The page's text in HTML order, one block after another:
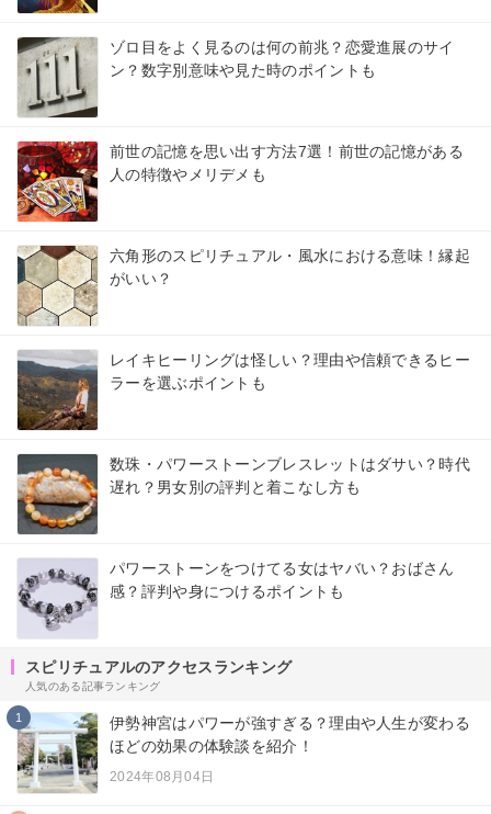
ゾロ目をよく見るのは何の前兆？恋愛進展のサイ
ン？数字別意味や見た時のポイントも
前世の記憶を思い出す方法7選！前世の記憶がある
人の特徴やメリデメも
六角形のスピリチュアル・風水における意味！縁起
がいい？
レイキヒーリングは怪しい？理由や信頼できるヒー
ラーを選ぶポイントも
数珠・パワーストーンブレスレットはダサい？時代
遅れ？男女別の評判と着こなし方も
パワーストーンをつけてる女はヤバい？おばさん
感？評判や身につけるポイントも
スピリチュアルのアクセスランキング
人気のある記事ランキング
1
伊勢神宮はパワーが強すぎる？理由や人生が変わる
ほどの効果の体験談を紹介！
2024年08月04日